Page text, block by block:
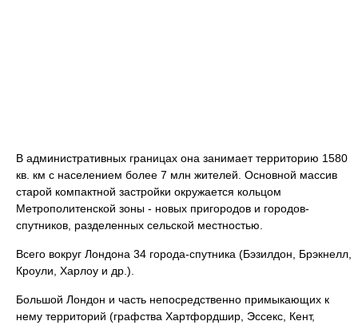
В административных границах она занимает территорию 1580
кв. км с населением более 7 млн жителей. Основной массив
старой компактной застройки окружается кольцом
Метрополитенской зоны - новых пригородов и городов-
спутников, разделенных сельской местностью.
Всего вокруг Лондона 34 города-спутника (Бэзилдон, Брэкнелл,
Кроули, Харлоу и др.).
Большой Лондон и часть непосредственно примыкающих к
нему территорий (графства Хартфордшир, Эссекс, Кент,